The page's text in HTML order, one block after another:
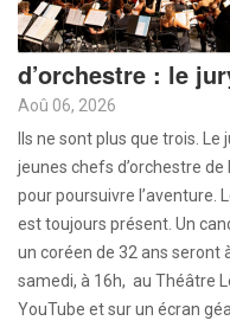
d’orchestre : le
Aoû 06, 2026
Ils ne sont plus que trois.
jeunes chefs d’orchestre
pour poursuivre l’aventure.
est toujours présent. Un
un coréen de 32 ans seront
samedi, à 16h, au Théâtre
YouTube et sur un écran